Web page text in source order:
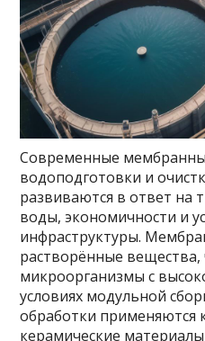
Современные
водоподготовки и
развиваются в ответ на
воды, экономичности и
инфраструктуры.
растворённые вещества,
микроорганизмы с
условиях модульной
обработки применяются
керамические